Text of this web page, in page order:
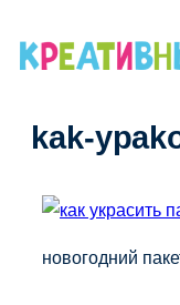
kak-
новогодний